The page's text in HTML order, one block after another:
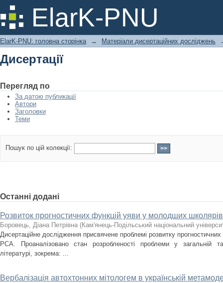
ElarK-PNU
Дисертації
ElarK-PNU: головна сторінка → Матеріали дисертаційних досліджень
Дисертації
Перегляд по
За датою публикації
Автори
Заголовки
Теми
Пошук по цій колекції:
Останні додані
Розвиток прогностичних функцій уяви у молодших
Боровець, Діана Петрівна (Кам'янець-Подільський національний
Дисертаційне дослідження присвячене проблемі розвитку
РСА. Проаналізовано стан розробленості проблеми у загальній та
літературі, зокрема: ...
Вербалізація автохтонних мітологем в українській